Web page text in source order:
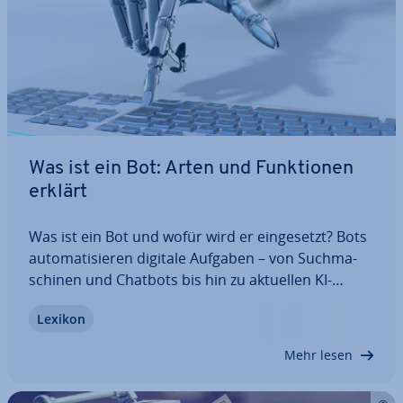
Was ist ein Bot: Arten und Funk­tio­nen
erklärt
Was ist ein Bot und wofür wird er ein­ge­setzt? Bots
au­to­ma­ti­sie­ren digitale Aufgaben – von Such­ma­
schi­nen und Chatbots bis hin zu aktuellen KI-
sie funk­tio­nie­ren und welche Vorteile sowie Risiken
Lexikon
Mehr lesen